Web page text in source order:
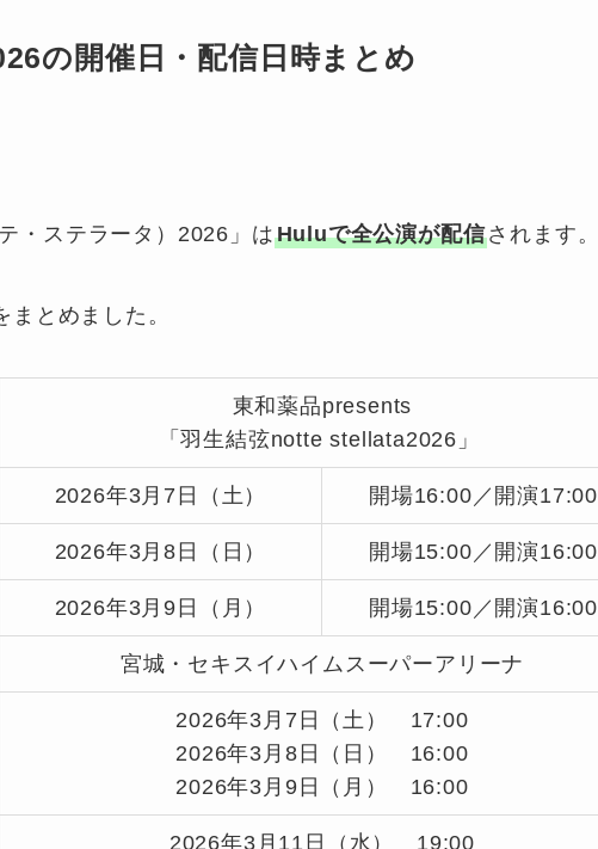
の開催日・配信日時まとめ
・ステラータ）2026」はHuluで全公演が配信されます。
とめました。
東和薬品presents
「羽生結弦notte stellata2026」
2026年3月7日（土） 開場16:00／開演17:00
2026年3月8日（日） 開場15:00／開演16:00
2026年3月9日（月） 開場15:00／開演16:00
宮城・セキスイハイムスーパーアリーナ
2026年3月7日（土） 17:00
2026年3月8日（日） 16:00
2026年3月9日（月） 16:00
2026年3月11日（水） 19:00